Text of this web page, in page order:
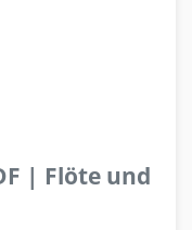
| Flöte und